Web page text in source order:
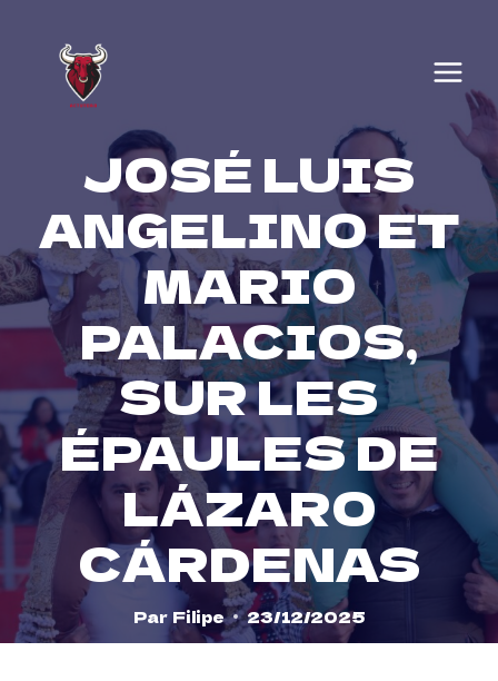
content
JOSÉ LUIS
ANGELINO ET
MARIO
PALACIOS,
SUR LES
ÉPAULES DE
LÁZARO
CÁRDENAS
Par Filipe 23/12/2025